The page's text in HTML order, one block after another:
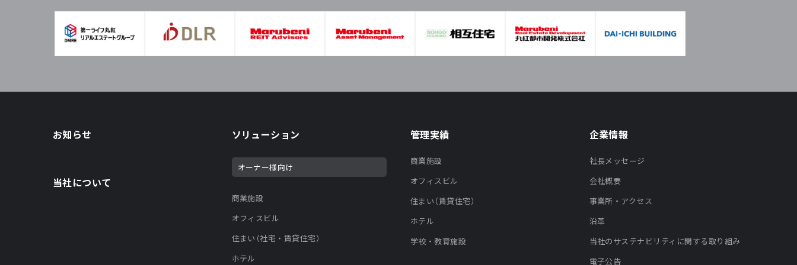
お知らせ
当社について
ソリューション
オーナー様向け
商業施設
オフィスビル
住まい（社宅・賃貸住宅）
ホテル
管理実績
商業施設
オフィスビル
住まい（賃貸住宅）
ホテル
学校・教育施設
企業情報
社長メッセージ
会社概要
事業所・アクセス
沿革
当社のサステナビリティに関する取り組み
電子公告